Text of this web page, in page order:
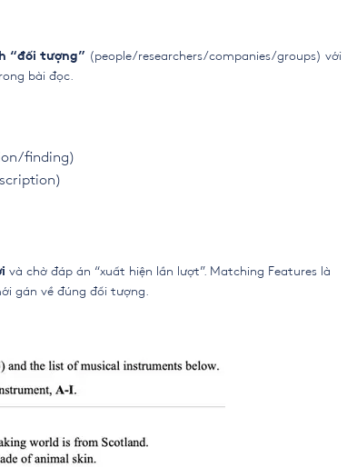
“đối tượng” (people/researchers/companies/groups) với
bài đọc.
finding)
và chờ đáp án “xuất hiện lần lượt”. Matching Features là
gán về đúng đối tượng.